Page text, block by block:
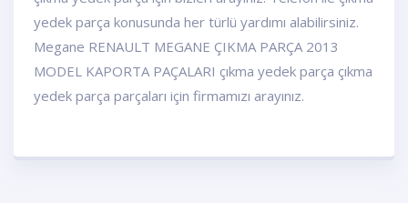
yedek parça konusunda her türlü yardımı alabilirsiniz.
Megane RENAULT MEGANE ÇIKMA PARÇA 2013
MODEL KAPORTA PAÇALARI çıkma yedek parça çıkma
yedek parça parçaları için firmamızı arayınız.